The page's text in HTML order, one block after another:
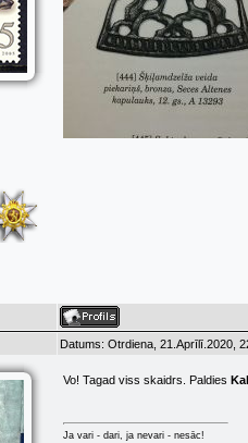
Datums: Otrdiena, 21.Aprīlī.2020,
Vo! Tagad viss skaidrs. Paldies
Ja vari - dari, ja nevari - nesāc!